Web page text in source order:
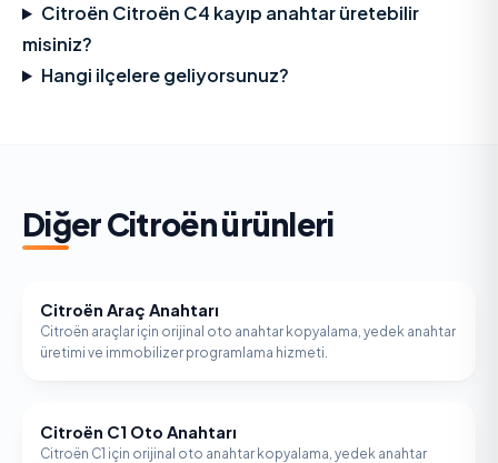
Citroën Citroën C4 kayıp anahtar üretebilir
misiniz?
Hangi ilçelere geliyorsunuz?
DiğerCitroënürünleri
CITROËN
Citroën Araç Anahtarı
Citroën araçlar için orijinal oto anahtar kopyalama, yedek anahtar
üretimi ve immobilizer programlama hizmeti.
CITROËN
Citroën C1 Oto Anahtarı
Citroën C1 için orijinal oto anahtar kopyalama, yedek anahtar